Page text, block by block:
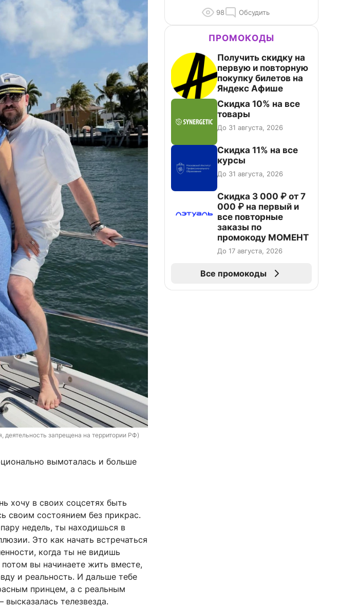
деятельность запрещена на территории РФ)
вымоталась и больше
хочу в своих соцсетях быть
своим состоянием без прикрас.
недель, ты находишься в
Это как начать встречаться
когда ты не видишь
вы начинаете жить вместе,
и реальность. И дальше тебе
принцем, а с реальным
телезвезда.
98 Обсудить
ПРОМОКОДЫ
Получить скидку на
первую и повторную
покупку билетов на
Яндекс Афише
Скидка 10% на все
товары
До 31 августа, 2026
Скидка 11% на все
курсы
До 31 августа, 2026
Скидка 3 000 ₽ от 7
000 ₽ на первый и
все повторные
заказы по
промокоду МОМЕНТ
До 17 августа, 2026
Все промокоды